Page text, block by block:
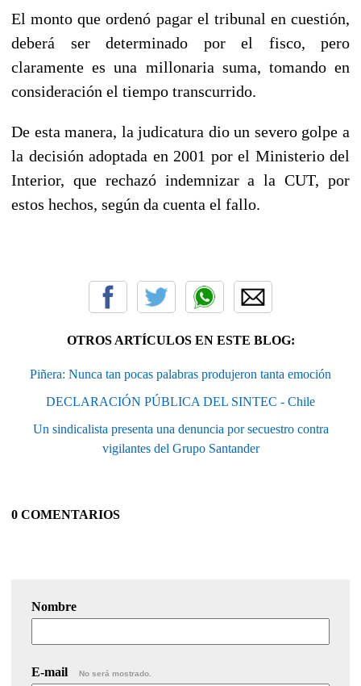
El monto que ordenó pagar el tribunal en cuestión,
deberá ser determinado por el fisco, pero
claramente es una millonaria suma, tomando en
consideración el tiempo transcurrido.
De esta manera, la judicatura dio un severo golpe a
la decisión adoptada en 2001 por el Ministerio del
Interior, que rechazó indemnizar a la CUT, por
estos hechos, según da cuenta el fallo.
OTROS ARTÍCULOS EN ESTE BLOG:
Piñera: Nunca tan pocas palabras produjeron tanta emoción
DECLARACIÓN PÚBLICA DEL SINTEC - Chile
Un sindicalista presenta una denuncia por secuestro contra
vigilantes del Grupo Santander
0 COMENTARIOS
Nombre
E-mail No será mostrado.